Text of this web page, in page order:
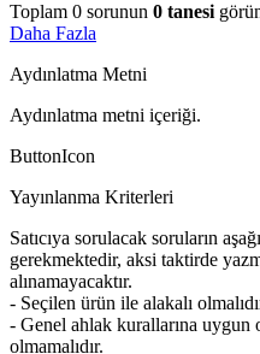
Toplam 0 sorunun 0 tanesi
Daha Fazla
Aydınlatma Metni
Aydınlatma metni içeriği.
ButtonIcon
Yayınlanma Kriterleri
Satıcıya sorulacak soruların
gerekmektedir, aksi taktirde
alınamayacaktır.
- Seçilen ürün ile alakalı
- Genel ahlak kurallarına uygun
olmamalıdır.